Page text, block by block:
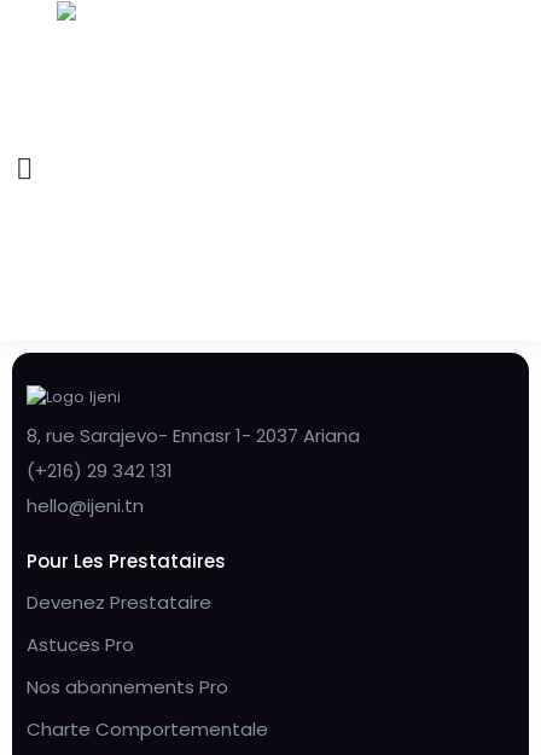
8, rue Sarajevo- Ennasr 1- 2037 Ariana
(+216) 29 342 131
hello@ijeni.tn
Pour Les Prestataires
Devenez Prestataire
Astuces Pro
Nos abonnements Pro
Charte Comportementale